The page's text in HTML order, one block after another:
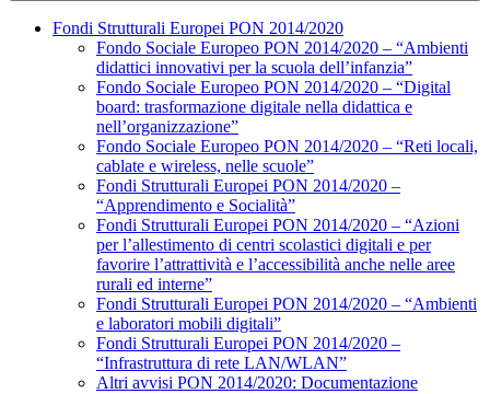
Fondi Strutturali Europei PON 2014/2020
Fondo Sociale Europeo PON 2014/2020 – “Ambienti
didattici innovativi per la scuola dell’infanzia”
Fondo Sociale Europeo PON 2014/2020 – “Digital
board: trasformazione digitale nella didattica e
nell’organizzazione”
Fondo Sociale Europeo PON 2014/2020 – “Reti locali,
cablate e wireless, nelle scuole”
Fondi Strutturali Europei PON 2014/2020 –
“Apprendimento e Socialità”
Fondi Strutturali Europei PON 2014/2020 – “Azioni
per l’allestimento di centri scolastici digitali e per
favorire l’attrattività e l’accessibilità anche nelle aree
rurali ed interne”
Fondi Strutturali Europei PON 2014/2020 – “Ambienti
e laboratori mobili digitali”
Fondi Strutturali Europei PON 2014/2020 –
“Infrastruttura di rete LAN/WLAN”
Altri avvisi PON 2014/2020: Documentazione